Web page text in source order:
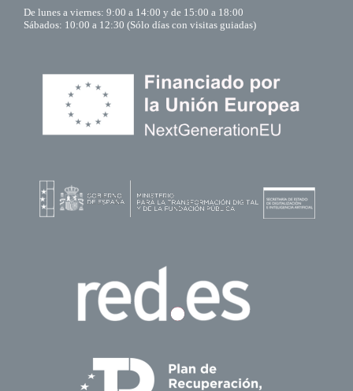
De lunes a viernes: 9:00 a 14:00 y de 15:00 a 18:00
Sábados: 10:00 a 12:30 (Sólo días con visitas guiadas)